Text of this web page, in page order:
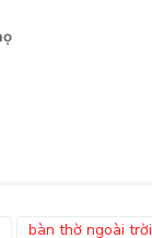
bàn thờ ngoài trời